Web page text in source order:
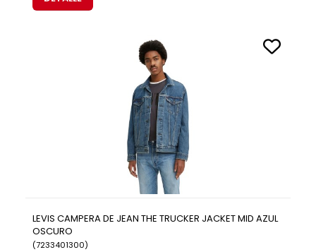
LEVIS CAMPERA DE JEAN THE TRUCKER JACKET MID AZUL
OSCURO
(7233401300)